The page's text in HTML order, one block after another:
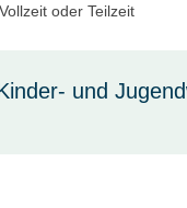
oder Teilzeit
und